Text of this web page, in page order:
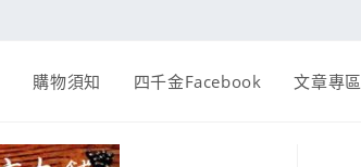
購物須知 四千金Facebook 文章專區